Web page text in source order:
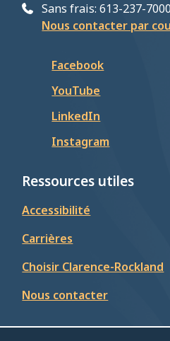
Sans frais: 613-237-
Nous contacter par
Facebook
YouTube
LinkedIn
Instagram
Ressources utiles
Accessibilité
Carrières
Choisir Clarence-Rockland
Nous contacter